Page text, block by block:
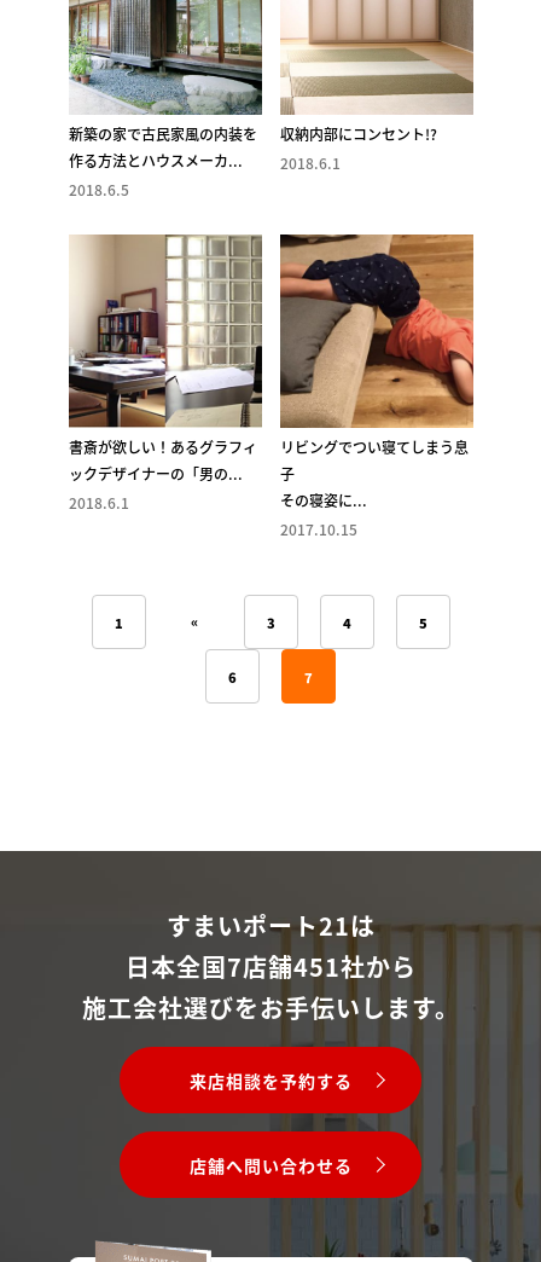
新築の家で古民家風の内装を
作る方法とハウスメーカ...
2018.6.5
収納内部にコンセント!?
2018.6.1
書斎が欲しい！あるグラフィ
ックデザイナーの「男の...
2018.6.1
リビングでつい寝てしまう息
子
その寝姿に...
2017.10.15
1 « 3 4 5
6 7
すまいポート21は
日本全国7店舗451社から
施工会社選びをお手伝いします。
来店相談を予約する
店舗へ問い合わせる